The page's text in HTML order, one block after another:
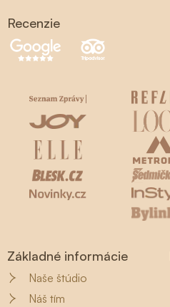
Recenzie
Základné informácie
Naše štúdio
Náš tím